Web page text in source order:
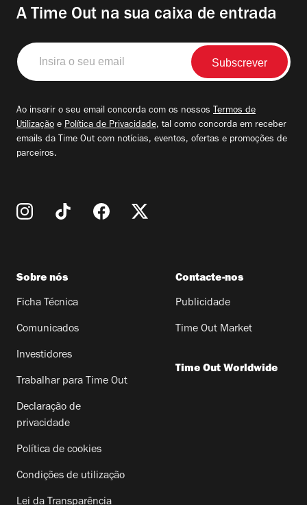
A Time Out na sua caixa de entrada
Insira
o
seu
Ao inserir o seu email concorda com os nossos Termos de
Utilização e Política de Privacidade, tal como concorda em receber
emails da Time Out com notícias, eventos, ofertas e promoções de
parceiros.
Sobre nós
Ficha Técnica
Comunicados
Investidores
Trabalhar para Time Out
Declaração de
privacidade
Política de cookies
Condições de utilização
Lei da Transparência
Contacte-nos
Publicidade
Time Out Market
Time Out Worldwide